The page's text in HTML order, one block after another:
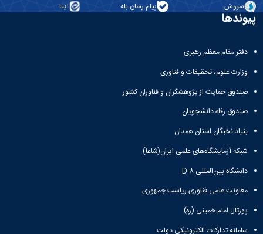
سروش پیام رسان بله ایتا
پیوندها
دفتر مقام معظم رهبری
وزارت علوم، تحقیقات و فناوری
صندوق حمایت از پژوهشگران و فناوران کشور
صندوق رفاه دانشجویان
بنیاد نخبگان استان همدان
شبکه آزمایشگاه‌های علمی ایران(شاعا)
دانشگاه بین‌المللی D-۸
معاونت علمی فناوری ریاست جمهوری
پورتال امام خمینی (ره)
سامانه تدارکات الکترونیکی دولت